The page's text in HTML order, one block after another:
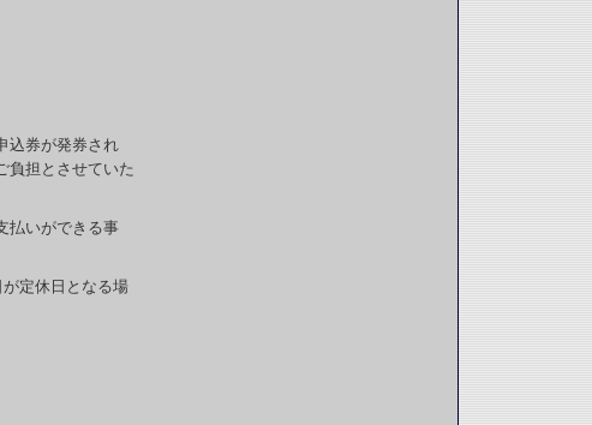
込券が発券され
担とさせていた
払いができる事
定休日となる場